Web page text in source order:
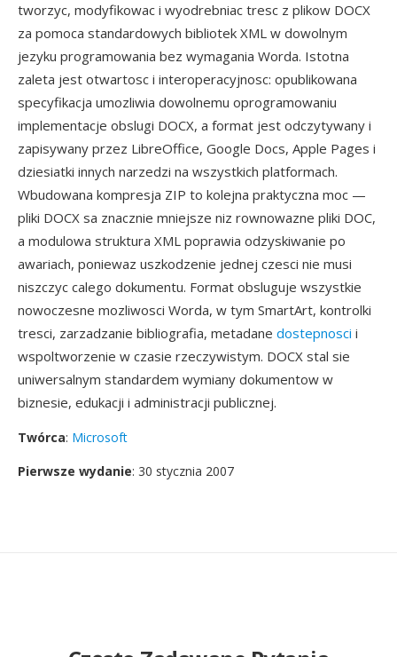
tworzyc, modyfikowac i wyodrebniac tresc z plikow DOCX
za pomoca standardowych bibliotek XML w dowolnym
jezyku programowania bez wymagania Worda. Istotna
zaleta jest otwartosc i interoperacyjnosc: opublikowana
specyfikacja umozliwia dowolnemu oprogramowaniu
implementacje obslugi DOCX, a format jest odczytywany i
zapisywany przez LibreOffice, Google Docs, Apple Pages i
dziesiatki innych narzedzi na wszystkich platformach.
Wbudowana kompresja ZIP to kolejna praktyczna moc —
pliki DOCX sa znacznie mniejsze niz rownowazne pliki DOC,
a modulowa struktura XML poprawia odzyskiwanie po
awariach, poniewaz uszkodzenie jednej czesci nie musi
niszczyc calego dokumentu. Format obsluguje wszystkie
nowoczesne mozliwosci Worda, w tym SmartArt, kontrolki
tresci, zarzadzanie bibliografia, metadane dostepnosci i
wspoltworzenie w czasie rzeczywistym. DOCX stal sie
uniwersalnym standardem wymiany dokumentow w
biznesie, edukacji i administracji publicznej.
Twórca: Microsoft
Pierwsze wydanie: 30 stycznia 2007